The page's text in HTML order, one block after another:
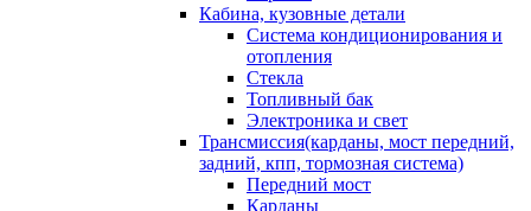
Кабина, кузовные детали
Система кондиционирования и
отопления
Стекла
Топливный бак
Электроника и свет
Трансмиссия(карданы, мост передний,
задний, кпп, тормозная система)
Передний мост
Карданы